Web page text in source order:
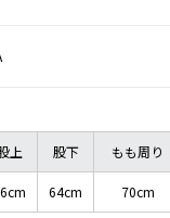
上 股下 もも周り
64cm 70cm